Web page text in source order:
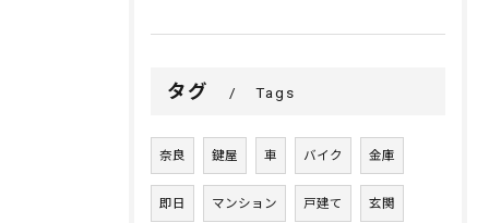
タグ Tags
奈良 鍵屋 車 バイク 金庫
即日 マンション 戸建て 玄関